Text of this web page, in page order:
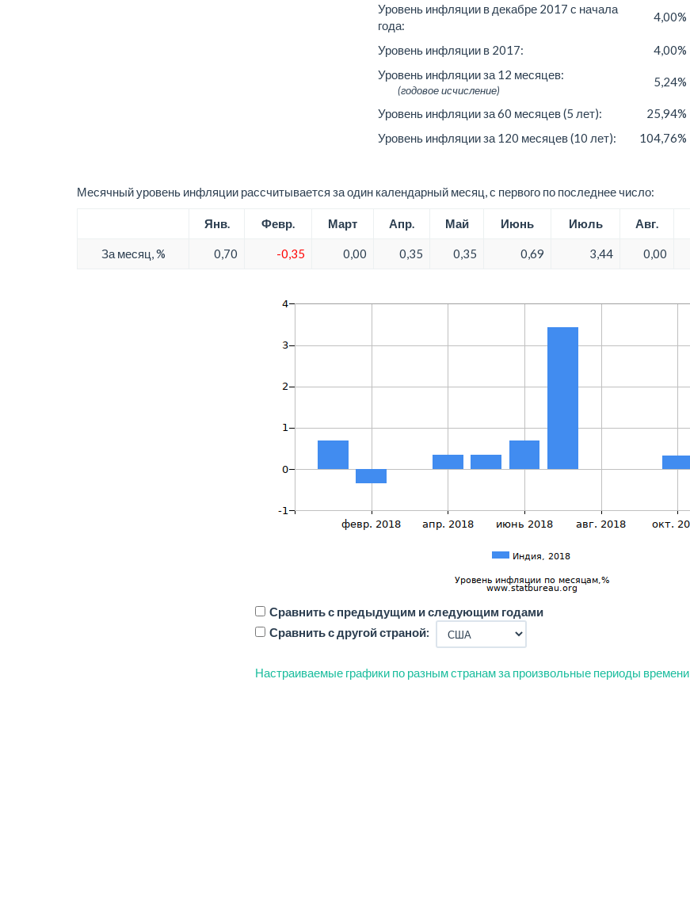
Уровень инфляции в декабре 2017 с начала
года:
4,00%
Уровень инфляции в 2017:
4,00%
Уровень инфляции за 12 месяцев:
(годовое исчисление)
5,24%
Уровень инфляции за 60 месяцев (5 лет):
25,94%
Уровень инфляции за 120 месяцев (10 лет):
104,76%
Месячный уровень инфляции рассчитывается за один календарный месяц, с первого по последнее число:
Янв. Февр. Март Апр. Май Июнь Июль Авг.
За месяц, % 0,70 -0,35 0,00 0,35 0,35 0,69 3,44 0,00
Сравнить с предыдущим и следующим годами
Сравнить с другой страной:
Настраиваемые графики по разным странам за произвольные периоды времени